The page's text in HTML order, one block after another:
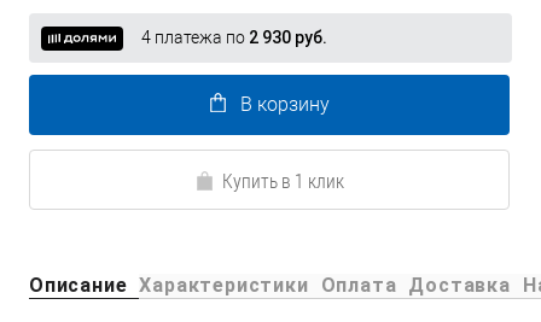
4 платежа по 2 930 руб.
В корзину
Купить в 1 клик
Описание Характеристики Оплата Доставка